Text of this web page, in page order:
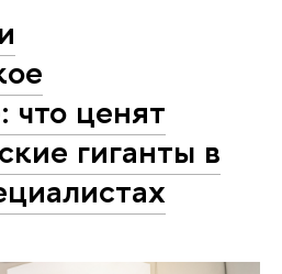
что ценят
гиганты в